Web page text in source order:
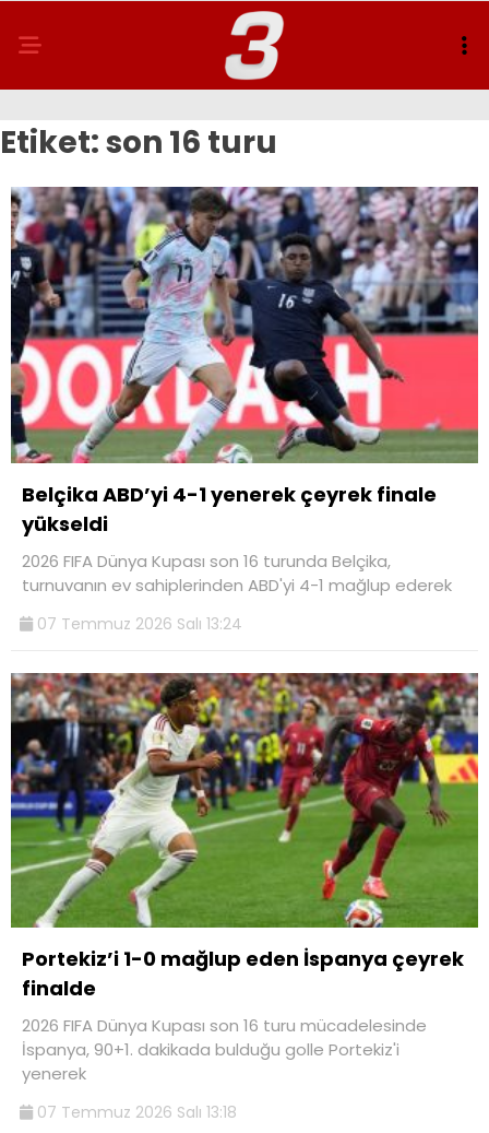
Etiket:son 16 turu
Belçika ABD’yi 4-1 yenerek çeyrek finale
yükseldi
2026 FIFA Dünya Kupası son 16 turunda Belçika,
turnuvanın ev sahiplerinden ABD'yi 4-1 mağlup ederek
07 Temmuz 2026 Salı 13:24
Portekiz’i 1-0 mağlup eden İspanya çeyrek
finalde
2026 FIFA Dünya Kupası son 16 turu mücadelesinde
İspanya, 90+1. dakikada bulduğu golle Portekiz'i
yenerek
07 Temmuz 2026 Salı 13:18